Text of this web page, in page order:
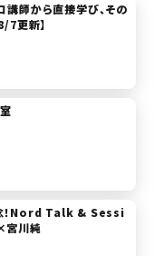
講師から直接学び、その
7更新】
Nord Talk & Sessi
川純